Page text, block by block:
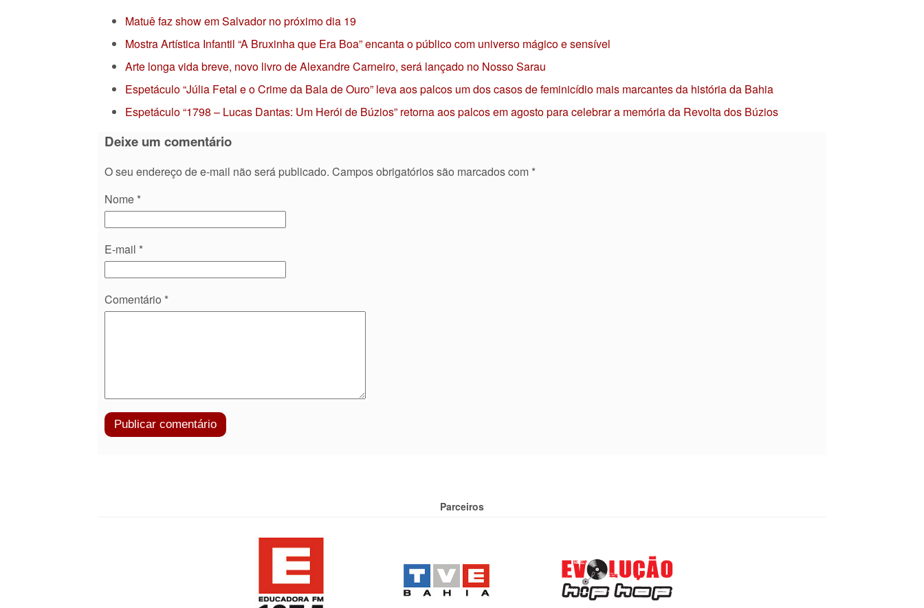
Matuê faz show em Salvador no próximo dia 19
Mostra Artística Infantil “A Bruxinha que Era Boa” encanta o público com universo mágico e sensível
Arte longa vida breve, novo livro de Alexandre Carneiro, será lançado no Nosso Sarau
Espetáculo “Júlia Fetal e o Crime da Bala de Ouro” leva aos palcos um dos casos de feminicídio mais marcantes da história da Bahia
Espetáculo “1798 – Lucas Dantas: Um Herói de Búzios” retorna aos palcos em agosto para celebrar a memória da Revolta dos Búzios
Deixe um comentário
O seu endereço de e-mail não será publicado. Campos obrigatórios são marcados com *
Nome *
E-mail *
Comentário *
Parceiros